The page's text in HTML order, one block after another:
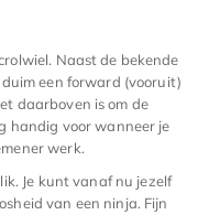
Naast de bekende
een forward (vooruit)
daarboven is om de
handig voor wanneer je
werk.
Je kunt vanaf nu jezelf
van een ninja. Fijn